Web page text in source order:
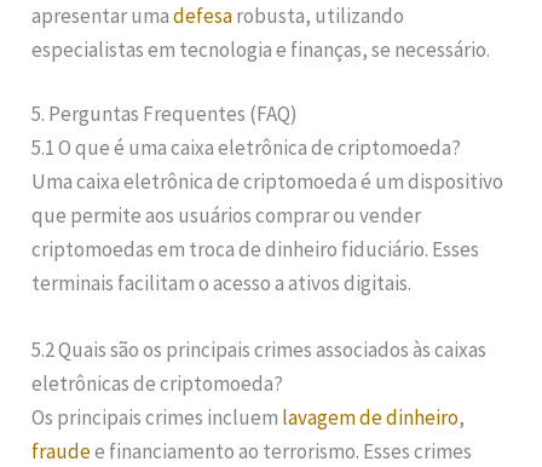
apresentar umadefesarobusta, utilizando
especialistas em tecnologia e finanças, se necessário.
5. Perguntas Frequentes (FAQ)
5.1 O que é uma caixa eletrônica de criptomoeda?
Uma caixa eletrônica de criptomoeda é um dispositivo
que permite aos usuários comprar ou vender
criptomoedas em troca de dinheiro fiduciário. Esses
terminais facilitam o acesso a ativos digitais.
5.2 Quais são os principais crimes associados às caixas
eletrônicas de criptomoeda?
Os principais crimes incluem lavagem de dinheiro,
fraudee financiamento ao terrorismo. Esses crimes